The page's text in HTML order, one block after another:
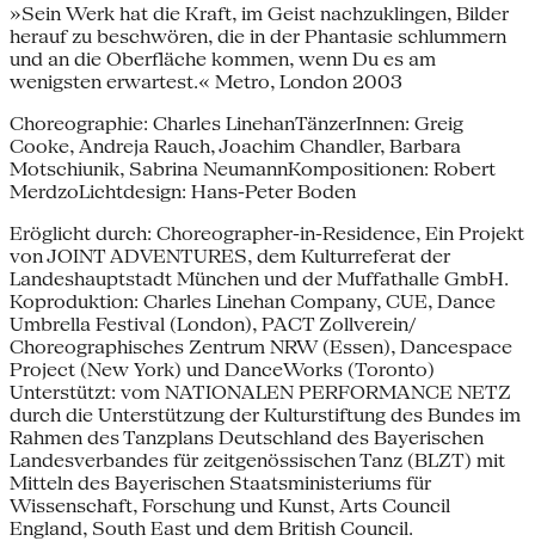
»Sein Werk hat die Kraft, im Geist nachzuklingen, Bilder
herauf zu beschwören, die in der Phantasie schlummern
und an die Oberfläche kommen, wenn Du es am
wenigsten erwartest.« Metro, London 2003
Choreographie: Charles LinehanTänzerInnen: Greig
Cooke, Andreja Rauch, Joachim Chandler, Barbara
Motschiunik, Sabrina NeumannKompositionen: Robert
MerdzoLichtdesign: Hans-Peter Boden
Eröglicht durch: Choreographer-in-Residence, Ein Projekt
von JOINT ADVENTURES, dem Kulturreferat der
Landeshauptstadt München und der Muffathalle GmbH.
Koproduktion: Charles Linehan Company, CUE, Dance
Umbrella Festival (London), PACT Zollverein/
Choreographisches Zentrum NRW (Essen), Dancespace
Project (New York) und DanceWorks (Toronto)
Unterstützt: vom NATIONALEN PERFORMANCE NETZ
durch die Unterstützung der Kulturstiftung des Bundes im
Rahmen des Tanzplans Deutschland des Bayerischen
Landesverbandes für zeitgenössischen Tanz (BLZT) mit
Mitteln des Bayerischen Staatsministeriums für
Wissenschaft, Forschung und Kunst, Arts Council
England, South East und dem British Council.